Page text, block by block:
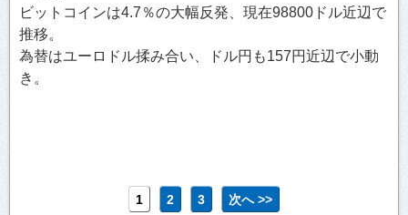
ビットコインは4.7％の大幅反発、現在98800ドル近辺で
推移。
為替はユーロドル揉み合い、ドル円も157円近辺で小動
き。
1 2 3 次へ >>